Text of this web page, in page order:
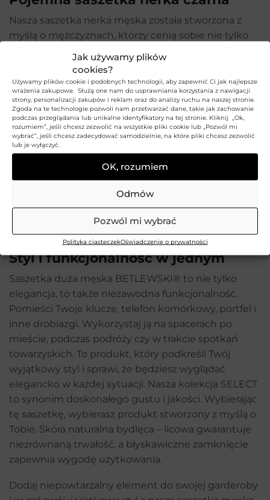
Jak używamy plików
cookies?
Używamy plików cookie i podobnych technologii, aby zapewnić Ci jak najlepsze
wrażenia zakupowe. Służą one nam do usprawniania korzystania z nawigacji
strony, personalizacji zakupów i reklam oraz do analizy ruchu na naszej stronie.
Zgoda na te technologie pozwoli nam przetwarzać dane, takie jak zachowanie
podczas przeglądania lub unikalne identyfikatory na tej stronie. Kliknij „Ok,
rozumiem”, jeśli chcesz zezwolić na wszystkie pliki cookie lub „Pozwól mi
wybrać”, jeśli chcesz zadecydować samodzielnie, na które pliki chcesz zezwolić
lub je wyłączyć.
OK, rozumiem
Odmów
Pozwól mi wybrać
Polityka ciasteczekOświadczenie o prywatności
Nasza saszetka nerka męska została stworzona z
myślą o mężczyznach, którzy cenią sobie nie tylko
wygodę, ale także niepowtarzalny styl. Wykonana ze
skóry naturalnej licowej, zapewnia trwałość i
niezrównaną jakość. Dzięki dwóm dużym komorom
i praktycznemu błyskawicznemu zamknięciu, Twoje
niezbędne przedmioty będą zawsze pod ręką.
Saszetka dodatkowo na froncie posiada 1 szeroką
kieszeń oraz 2 mniejsze przegródki również
zamykane na suwak. Z tyłu produktu także mieści
się kieszeń na zamek. Ta saszetka jest idealna
Możesz nosić ją w ręce, dzięki odczepianemu
skórzanemu uchwytowi mocowanemu z lewej lub z
prawej strony saszetki.
Styl i funkcjonalność w jednym
Saszetka duża męska BETLEWSKI® to nie tylko
elegancja, to także niezawodna funkcjonalność.
Pomieści Twoje klucze, telefon komórkowy, portfel i
inne drobiazgi. Wykorzystaj ją na spacerach po
mieście, podczas podróży czy w trakcie spotkań
towarzyskich. To produkt, który podkreśli Twój
wyjątkowy styl i sprawi, że będziesz wyglądać
elegancko w każdej sytuacji. Nasza kolekcja SELECT
to synonim doskonałego gustu i jakości. Wybierając
tę saszetkę, wybierasz produkt stworzony z myślą o
Tobie. Skóra naturalna bydlęca – licowa gwarantuje
niezrównaną trwałość, a błyskawiczne zamknięcie
zapewnia wygodę użytkowania.
Dodaj niepowtarzalny element do swojej garderoby